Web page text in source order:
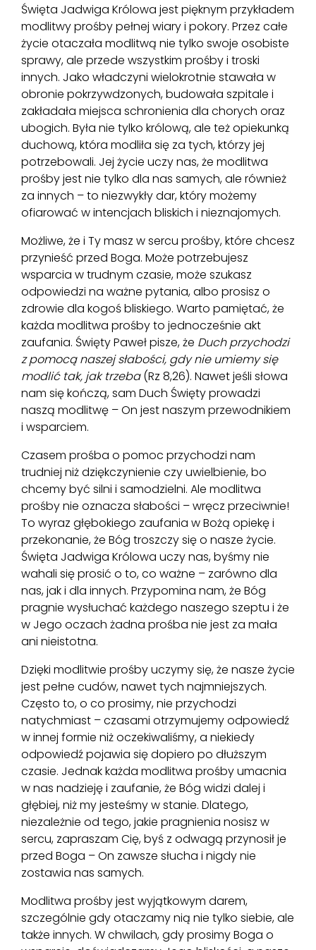
Święta Jadwiga Królowa jest pięknym przykładem
modlitwy prośby pełnej wiary i pokory. Przez całe
życie otaczała modlitwą nie tylko swoje osobiste
sprawy, ale przede wszystkim prośby i troski
innych. Jako władczyni wielokrotnie stawała w
obronie pokrzywdzonych, budowała szpitale i
zakładała miejsca schronienia dla chorych oraz
ubogich. Była nie tylko królową, ale też opiekunką
duchową, która modliła się za tych, którzy jej
potrzebowali. Jej życie uczy nas, że modlitwa
prośby jest nie tylko dla nas samych, ale również
za innych – to niezwykły dar, który możemy
ofiarować w intencjach bliskich i nieznajomych.
Możliwe, że i Ty masz w sercu prośby, które chcesz
przynieść przed Boga. Może potrzebujesz
wsparcia w trudnym czasie, może szukasz
odpowiedzi na ważne pytania, albo prosisz o
zdrowie dla kogoś bliskiego. Warto pamiętać, że
każda modlitwa prośby to jednocześnie akt
zaufania. Święty Paweł pisze, że Duch przychodzi
z pomocą naszej słabości, gdy nie umiemy się
modlić tak, jak trzeba(Rz 8,26). Nawet jeśli słowa
nam się kończą, sam Duch Święty prowadzi
naszą modlitwę – On jest naszym przewodnikiem
i wsparciem.
Czasem prośba o pomoc przychodzi nam
trudniej niż dziękczynienie czy uwielbienie, bo
chcemy być silni i samodzielni. Ale modlitwa
prośby nie oznacza słabości – wręcz przeciwnie!
To wyraz głębokiego zaufania w Bożą opiekę i
przekonanie, że Bóg troszczy się o nasze życie.
Święta Jadwiga Królowa uczy nas, byśmy nie
wahali się prosić o to, co ważne – zarówno dla
nas, jak i dla innych. Przypomina nam, że Bóg
pragnie wysłuchać każdego naszego szeptu i że
w Jego oczach żadna prośba nie jest za mała
ani nieistotna.
Dzięki modlitwie prośby uczymy się, że nasze życie
jest pełne cudów, nawet tych najmniejszych.
Często to, o co prosimy, nie przychodzi
natychmiast – czasami otrzymujemy odpowiedź
w innej formie niż oczekiwaliśmy, a niekiedy
odpowiedź pojawia się dopiero po dłuższym
czasie. Jednak każda modlitwa prośby umacnia
w nas nadzieję i zaufanie, że Bóg widzi dalej i
głębiej, niż my jesteśmy w stanie. Dlatego,
niezależnie od tego, jakie pragnienia nosisz w
sercu, zapraszam Cię, byś z odwagą przynosił je
przed Boga – On zawsze słucha i nigdy nie
zostawia nas samych.
Modlitwa prośby jest wyjątkowym darem,
szczególnie gdy otaczamy nią nie tylko siebie, ale
także innych. W chwilach, gdy prosimy Boga o